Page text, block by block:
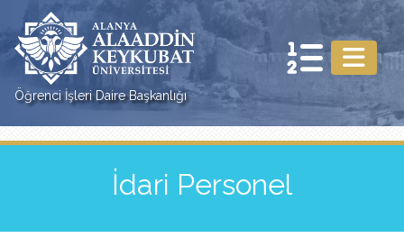
Öğrenci İşleri Daire Başkanlığı
İdari Personel